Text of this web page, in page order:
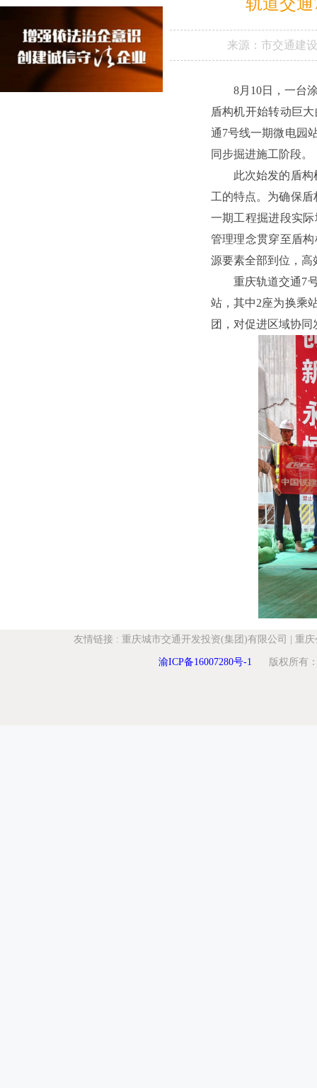
来源： 市交通建
8月10日，一台
盾构机开始转动巨
通7号线一期微电园
同步掘进施工阶段。
此次始发的盾
工的特点。为确保
一期工程掘进段实
管理理念贯穿至盾
源要素全部到位，高
重庆轨道交通7
站，其中2座为换乘
团，对促进区域协
友情链接 : 重庆城市交通开发投资(集团)有限公司 重庆
渝ICP备16007280号-1 版权所有：